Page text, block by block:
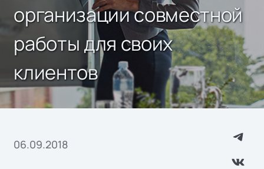
организации совместной
работы для своих
клиентов
06.09.2018